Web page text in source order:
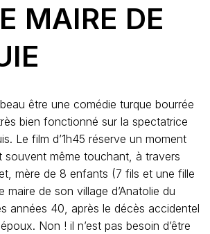
MAIRE DE
être une comédie turque bourrée
bien fonctionné sur la spectatrice
Le film d’1h45 réserve un moment
souvent même touchant, à travers
mère de 8 enfants (7 fils et une fille
maire de son village d’Anatolie du
années 40, après le décès accidentel
Non ! il n’est pas besoin d’être